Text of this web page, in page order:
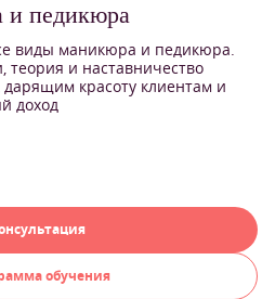
и педикюра
виды маникюра и педикюра.
теория и наставничество
дарящим красоту клиентам и
доход
обучения